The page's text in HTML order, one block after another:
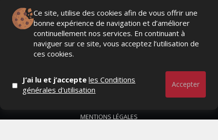
Ce site, utilise des cookies afin de vous offrir une
bonne expérience de navigation et d’améliorer
continuellement nos services. En continuant à
naviguer sur ce site, vous acceptez l’utilisation de
ces cookies.
J’ai lu et j’accepteles Conditions
générales d'utilisation
Accepter
- Anciens numeros
- Lire le dernier numero
- Publicite
MENTIONS LÉGALES